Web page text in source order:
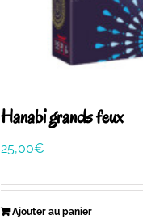
Hanabi grands feux
25,00€
Ajouter au panier